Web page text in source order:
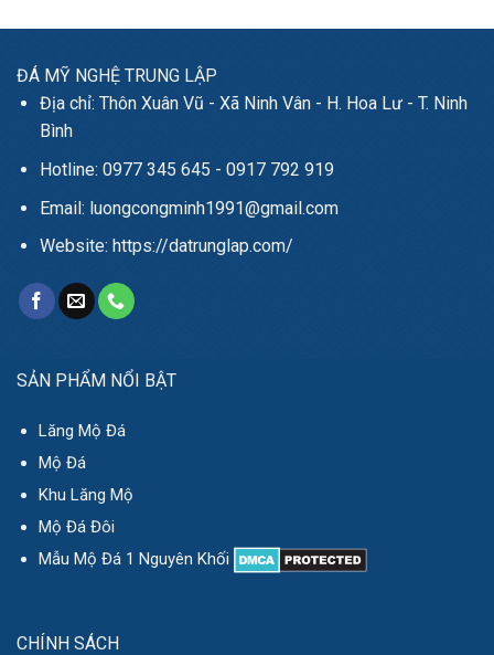
ĐÁ MỸ NGHỆ TRUNG LẬP
Địa chỉ: Thôn Xuân Vũ - Xã Ninh Vân - H. Hoa Lư - T. Ninh
Bình
Hotline: 0977 345 645 - 0917 792 919
Email: luongcongminh1991@gmail.com
Website: https://datrunglap.com/
SẢN PHẨM NỔI BẬT
Lăng Mộ Đá
Mộ Đá
Khu Lăng Mộ
Mộ Đá Đôi
Mẫu Mộ Đá 1 Nguyên Khối
CHÍNH SÁCH